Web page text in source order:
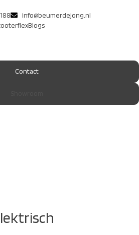
info@beumerdejong.nl
Blogs
Contact